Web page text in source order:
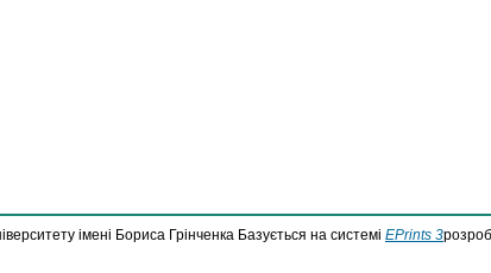
імені Бориса Грінченка Базується на системі EPrints 3